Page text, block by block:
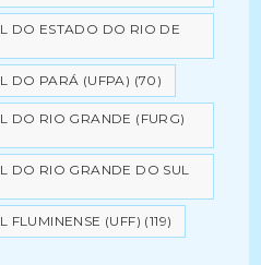
DO ESTADO DO RIO DE
DO PARÁ (UFPA) (70)
DO RIO GRANDE (FURG)
DO RIO GRANDE DO SUL
FLUMINENSE (UFF) (119)